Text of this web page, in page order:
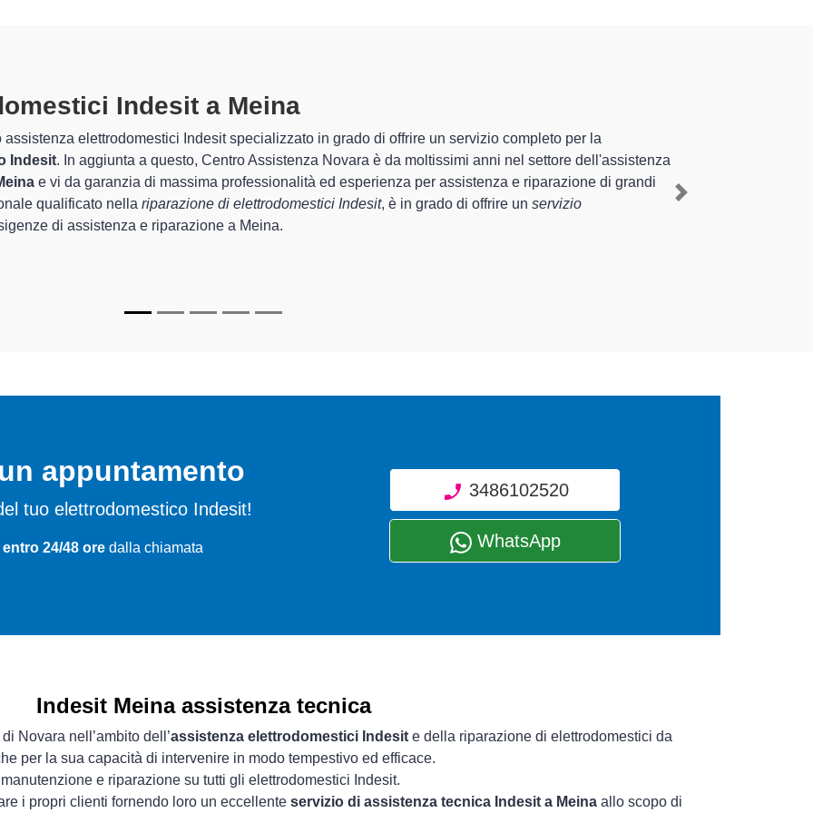
Indesit A Meina
di Centro Assistenza Novara sono in grado di garantire al cliente esperienza pluriennale nel territorio di Meina e provincia
la sistemazione e lariparazione del tuo elettrodomestico Indesit a Meina, mediante il ripristino rapido del corretto
apparecchi.
specializzatidi Centro Assistenza Novara sono in grado di fornire interventi di diverse tipologie sugli elettrodomestici da
perfettamente funzionanti e durare a lungo nel tempo.
Next
appuntamento
tuo elettrodomestico Indesit!
entro 24/48 oredalla chiamata
3486102520
WhatsApp
Indesit Meina assistenza tecnica
Novara nell’ambito dell’assistenza elettrodomestici Indesit e della riparazione di elettrodomestici da
per la sua capacità di intervenire in modo tempestivo ed efficace.
e riparazione su tutti gli elettrodomestici Indesit.
i propri clienti fornendo loro un eccellente servizio di assistenza tecnica Indesit a Meina allo scopo di